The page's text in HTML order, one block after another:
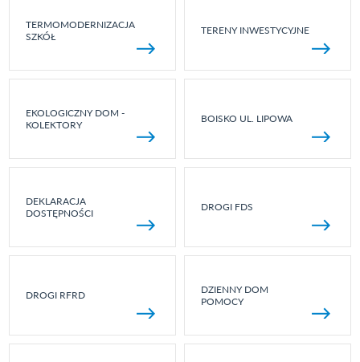
TERMOMODERNIZACJA
SZKÓŁ
TERENY INWESTYCYJNE
EKOLOGICZNY DOM -
KOLEKTORY
BOISKO UL. LIPOWA
DEKLARACJA
DOSTĘPNOŚCI
DROGI FDS
DROGI RFRD
DZIENNY DOM
POMOCY